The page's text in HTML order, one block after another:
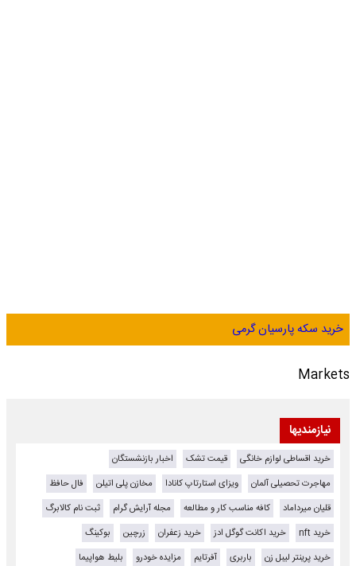
خرید سکه پارسیان گرمی
Markets
نیازمندیها
خرید اقساطی لوازم خانگی قیمت تشک
اخبار بازنشستگان
مهاجرت تحصیلی آلمان
ویزای استارتاپ کانادا مخازن پلی اتیلن
فال حافظ
قلیان میرداماد
کافه مناسب کار و مطالعه مجله آرایش گرام
ثبت نام کالابرگ
خرید nft
خرید اکانت گوگل ادز خرید زعفران زرچین
بوکینگ
خرید پرینتر لیبل زن
باربری آفرتایم مزایده خودرو
بلیط هواپیما